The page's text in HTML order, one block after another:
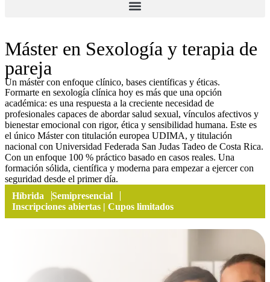
Máster en Sexología y terapia de
pareja
Un máster con enfoque clínico, bases científicas y éticas.
Formarte en sexología clínica hoy es más que una opción
académica: es una respuesta a la creciente necesidad de
profesionales capaces de abordar salud sexual, vínculos afectivos y
bienestar emocional con rigor, ética y sensibilidad humana. Este es
el único Máster con titulación europea UDIMA, y titulación
nacional con Universidad Federada San Judas Tadeo de Costa Rica.
Con un enfoque 100 % práctico basado en casos reales. Una
formación sólida, científica y moderna para empezar a ejercer con
seguridad desde el primer día.
Híbrida
Semipresencial
Inscripciones abiertas | Cupos limitados